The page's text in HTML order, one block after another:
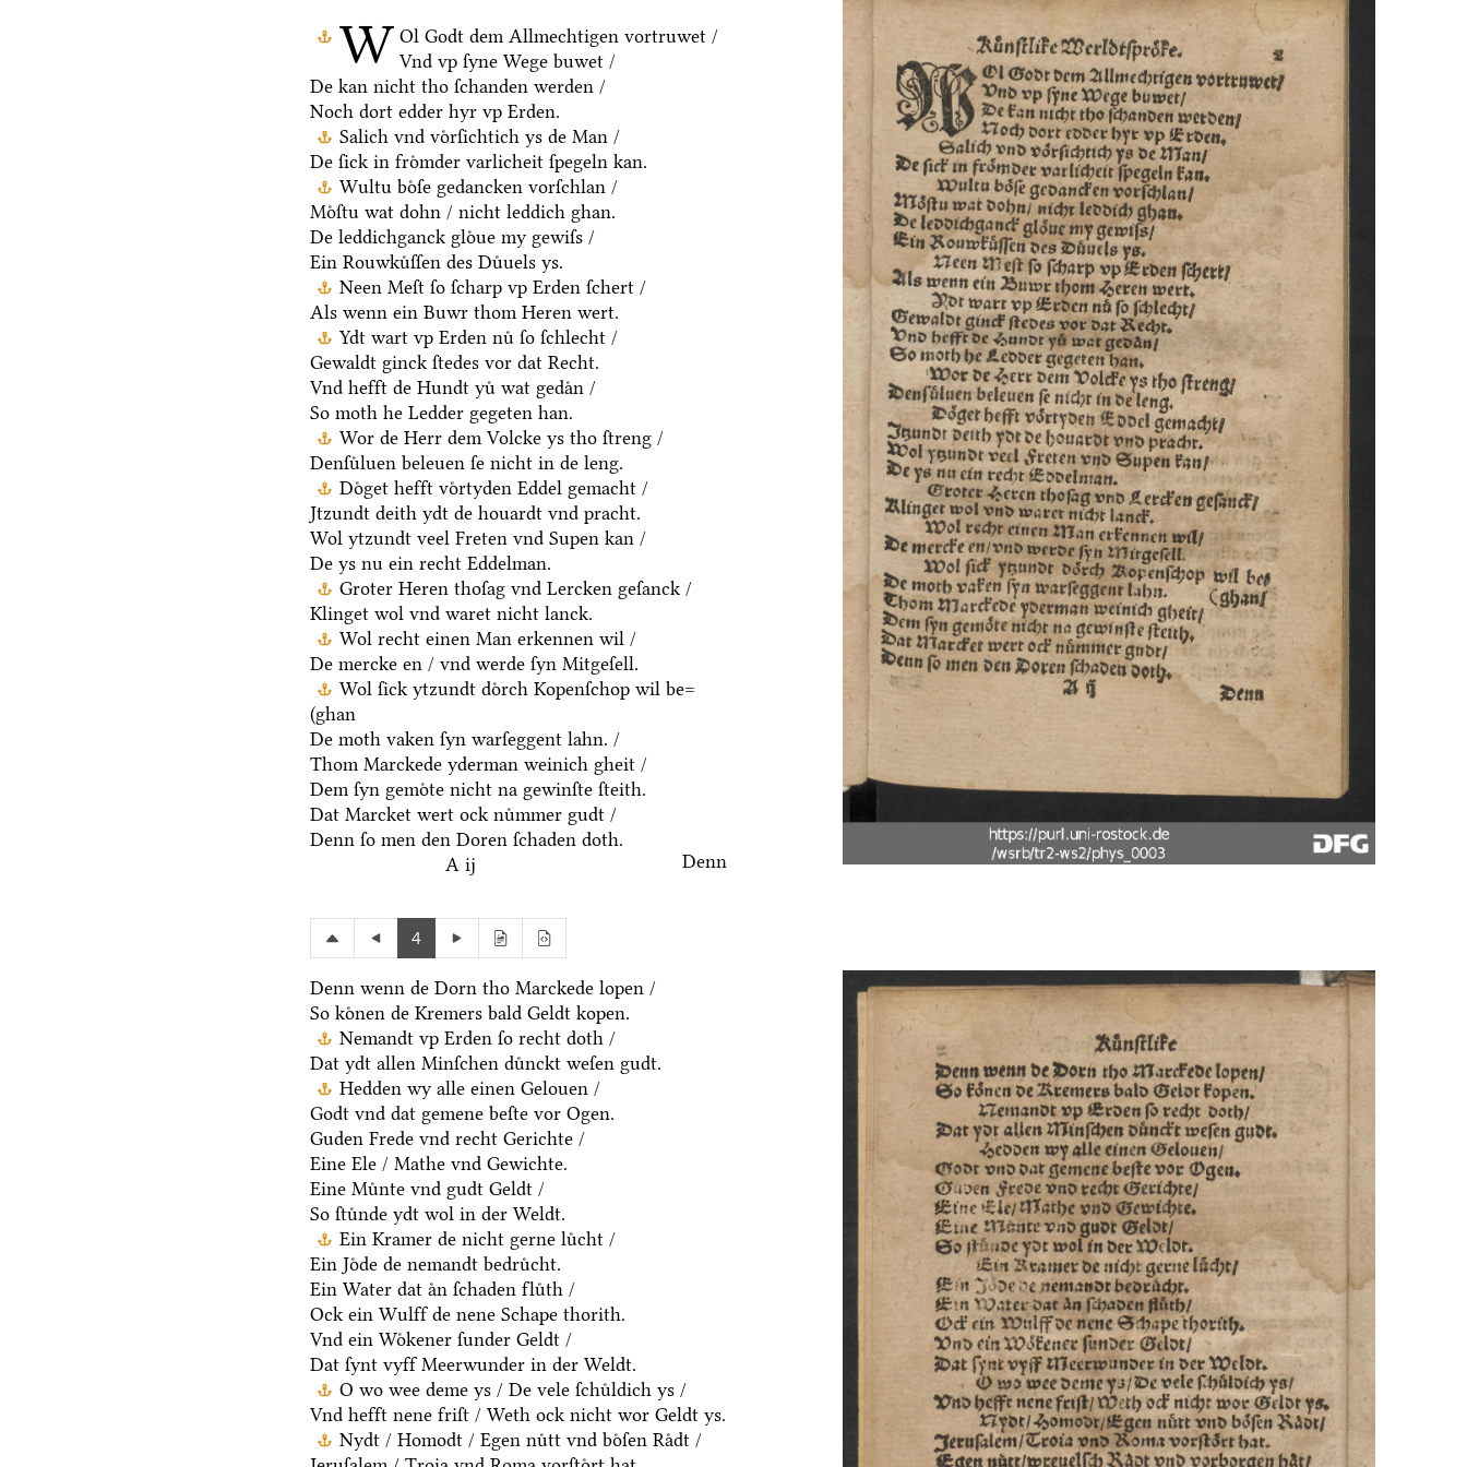
W Ol Godt dem Allmechtigen vortruwet /
Vnd vp ſyne Wege buwet /
De kan nicht tho ſchanden werden /
Noch dort edder hyr vp Erden.
Salich vnd voͤrſichtich ys de Man /
De ſick in froͤmder varlicheit ſpegeln kan.
Wultu boͤſe gedancken vorſchlan /
Moͤſtu wat dohn / nicht leddich ghan.
De leddichganck gloͤue my gewiſs /
Ein Rouwkuͤſſen des Duͤuels ys.
Neen Meſt ſo ſcharp vp Erden ſchert /
Als wenn ein Buwr thom Heren wert.
Ydt wart vp Erden nuͤ ſo ſchlecht /
Gewaldt ginck ſtedes vor dat Recht.
Vnd hefft de Hundt yuͤ wat gedaͤn /
So moth he Ledder gegeten han.
Wor de Herr dem Volcke ys tho ſtreng /
Denſuͤluen beleuen ſe nicht in de leng.
Doͤget hefft voͤrtyden Eddel gemacht /
Jtzundt deith ydt de houardt vnd pracht.
Wol ytzundt veel Freten vnd Supen kan /
De ys nu ein recht Eddelman.
Groter Heren thoſag vnd Lercken geſanck /
Klinget wol vnd waret nicht lanck.
Wol recht einen Man erkennen wil /
De mercke en / vnd werde ſyn Mitgeſell.
Wol ſick ytzundt doͤrch Kopenſchop wil be=
(ghan
De moth vaken ſyn warſeggent lahn. /
Thom Marckede yderman weinich gheit /
Dem ſyn gemoͤte nicht na gewinſte ſteith.
Dat Marcket wert ock nuͤmmer gudt /
Denn ſo men den Doren ſchaden doth.
A ij
Denn
4
Denn wenn de Dorn tho Marckede lopen /
So koͤnen de Kremers bald Geldt kopen.
Nemandt vp Erden ſo recht doth /
Dat ydt allen Minſchen duͤnckt weſen gudt.
Hedden wy alle einen Gelouen /
Godt vnd dat gemene beſte vor Ogen.
Guden Frede vnd recht Gerichte /
Eine Ele / Mathe vnd Gewichte.
Eine Muͤnte vnd gudt Geldt /
So ſtuͤnde ydt wol in der Weldt.
Ein Kramer de nicht gerne luͤcht /
Ein Joͤde de nemandt bedruͤcht.
Ein Water dat aͤn ſchaden fluͤth /
Ock ein Wulff de nene Schape thorith.
Vnd ein Woͤkener ſunder Geldt /
Dat ſynt vyff Meerwunder in der Weldt.
O wo wee deme ys / De vele ſchuͤldich ys /
Vnd hefft nene friſt / Weth ock nicht wor Geldt ys.
Nydt / Homodt / Egen nuͤtt vnd boͤſen Raͤdt /